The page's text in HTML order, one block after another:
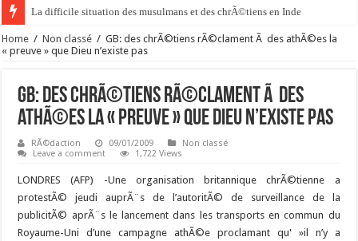
La difficile situation des musulmans et des chrÃ©tiens en Inde
Home / Non classé / GB: des chrÃ©tiens rÃ©clament Ã des athÃ©es la
« preuve » que Dieu n’existe pas
GB: des chrÃ©tiens rÃ©clament Ã des
athÃ©es la « preuve » que Dieu n’existe pas
RÃ©daction 09/01/2009
Non classé
Leave a comment
1,722 Views
LONDRES (AFP) -Une organisation britannique chrÃ©tienne a
protestÃ© jeudi auprÃ¨s de l’autoritÃ© de surveillance de la
publicitÃ© aprÃ¨s le lancement dans les transports en commun du
Royaume-Uni d’une campagne athÃ©e proclamant qu' »il n’y a